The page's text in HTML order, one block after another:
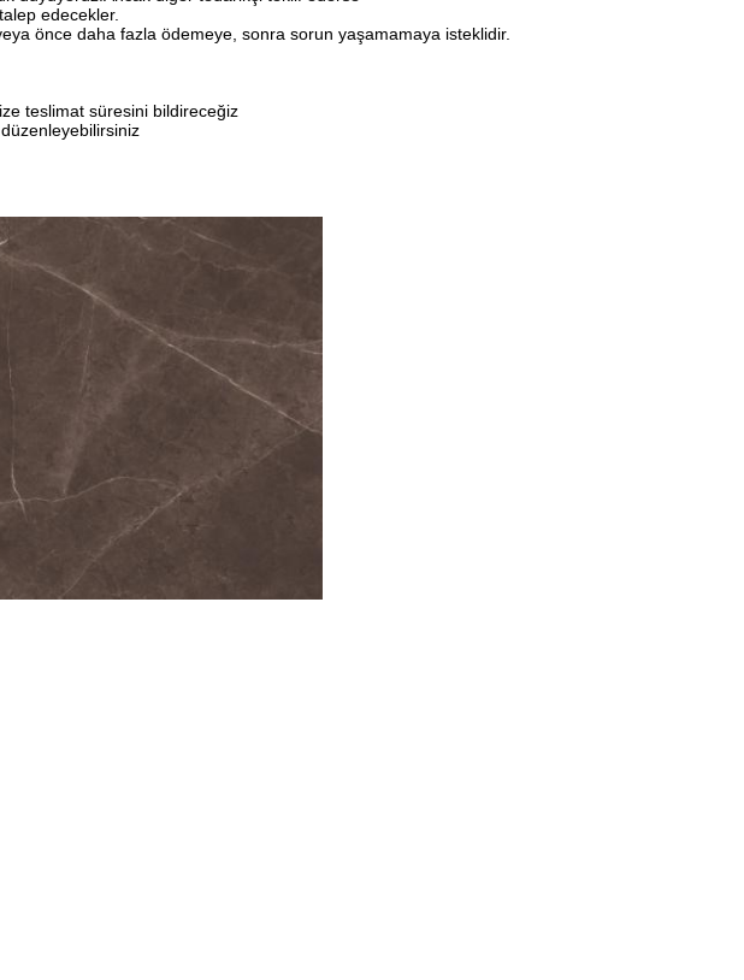
edecekler.
önce daha fazla ödemeye, sonra sorun yaşamamaya isteklidir.
teslimat süresini bildireceğiz